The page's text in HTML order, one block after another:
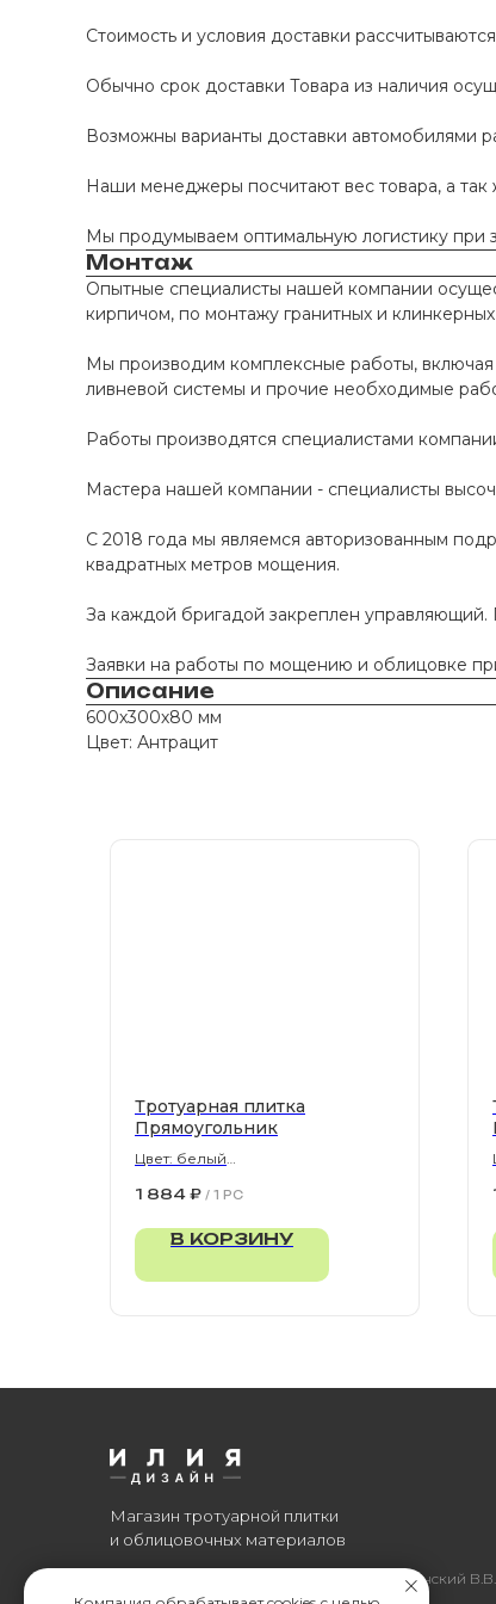
Стоимость и условия доставки
Обычно срок доставки Товара из наличия
Возможны варианты доставки автомобилями
Наши менеджеры посчитают вес товара, а так
Мы продумываем оптимальную логистику при
Монтаж
Опытные специалисты нашей компании
кирпичом, по монтажу гранитных и
Мы производим комплексные работы,
ливневой системы и прочие необходимые
Работы производятся специалистами
Мастера нашей компании - специалисты
С 2018 года мы являемся авторизованным
квадратных метров мощения.
За каждой бригадой закреплен
Заявки на работы по мощению и облицовке
Описание
600х300х80 мм
Цвет: Антрацит
Тротуарная плитка
Прямоугольник
Цвет: белый
1 884 ₽ / 1 PC
В КОРЗИНУ
Все права защищены. © 2006-2026. ИП Ильинский В.В.
Магазин тротуарной плитки
и облицовочных материалов